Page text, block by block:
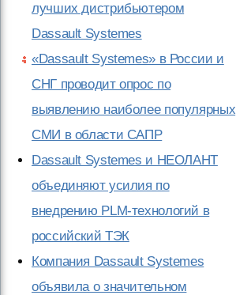
лучших дистрибьютером
Dassault Systemes
«Dassault Systemes» в России и
СНГ проводит опрос по
выявлению наиболее популярных
СМИ в области САПР
Dassault Systemes и НЕОЛАНТ
объединяют усилия по
внедрению PLM-технологий в
российский ТЭК
Компания Dassault Systemes
объявила о значительном